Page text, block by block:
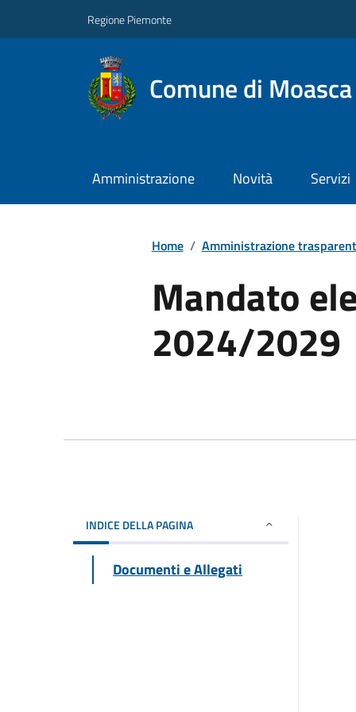
Regione Piemonte
Comune di Moasca
Amministrazione Novità Servizi
Home / Amministrazione
Mandato
2024/2029
INDICE DELLA PAGINA
Documenti e Allegati